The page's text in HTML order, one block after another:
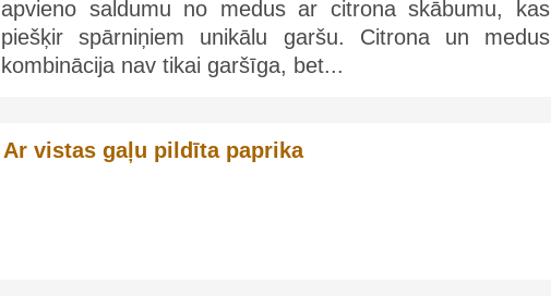
apvieno saldumu no medus ar citrona skābumu, kas
piešķir spārniņiem unikālu garšu. Citrona un medus
kombinācija nav tikai garšīga, bet...
Ar vistas gaļu pildīta paprika